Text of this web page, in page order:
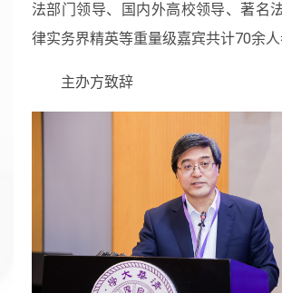
法部门领导、国内外高校领导、著名
律实务界精英等重量级嘉宾共计70余人
主办方致辞